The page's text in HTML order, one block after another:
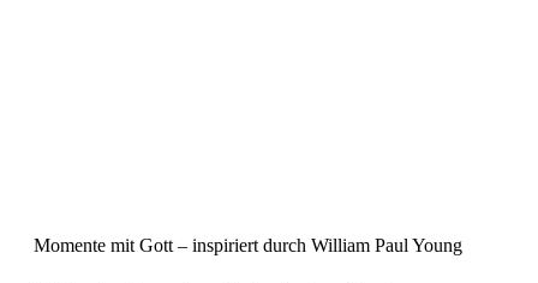
Momente mit Gott – inspiriert durch William Paul Young